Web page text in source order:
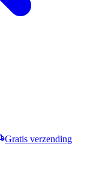
Gratis verzending